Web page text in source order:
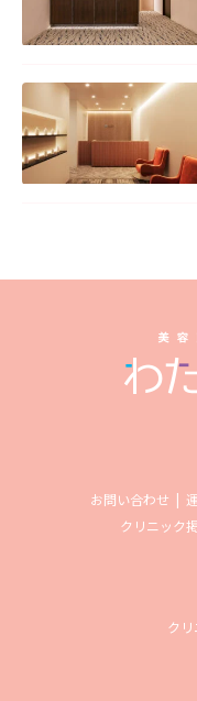
お問い合わせ
クリニック
ク